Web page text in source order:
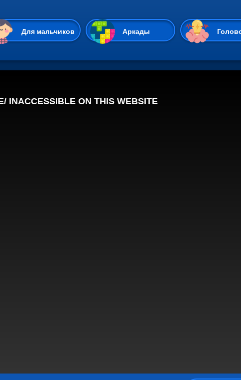
Для мальчиков Аркады
Казуальные Веселые 3D